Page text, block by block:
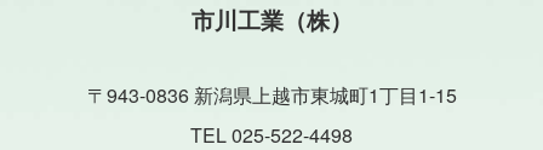
市川工業（株）
〒943-0836 新潟県上越市東城町1丁目1-15
TEL 025-522-4498